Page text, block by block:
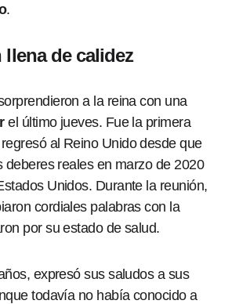
.
llena de calidez
a la reina con una
el último jueves. Fue la primera
al Reino Unido desde que
deberes reales en marzo de 2020
Unidos. Durante la reunión,
cordiales palabras con la
por su estado de salud.
expresó sus saludos a sus
todavía no había conocido a